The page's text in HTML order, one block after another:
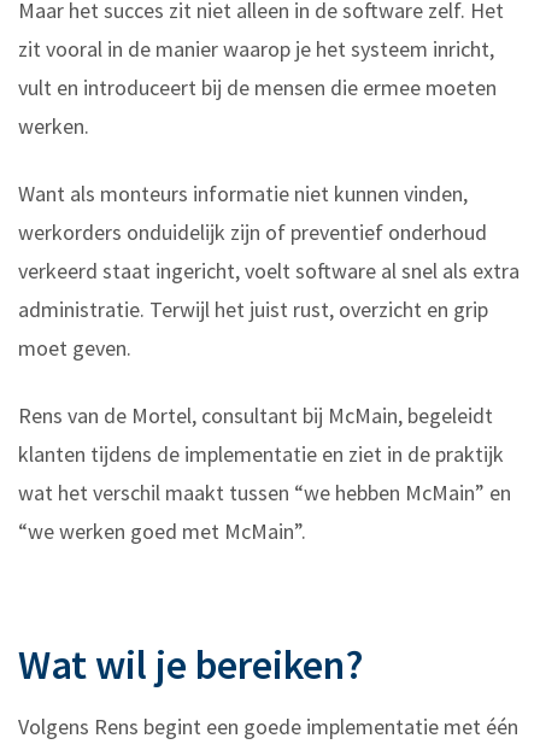
Maar het succes zit niet alleen in de software zelf. Het
zit vooral in de manier waarop je het systeem inricht,
vult en introduceert bij de mensen die ermee moeten
werken.
Want als monteurs informatie niet kunnen vinden,
werkorders onduidelijk zijn of preventief onderhoud
verkeerd staat ingericht, voelt software al snel als extra
administratie. Terwijl het juist rust, overzicht en grip
moet geven.
Rens van de Mortel, consultant bij McMain, begeleidt
klanten tijdens de implementatie en ziet in de praktijk
wat het verschil maakt tussen “we hebben McMain” en
“we werken goed met McMain”.
Wat wil je bereiken?
Volgens Rens begint een goede implementatie met één